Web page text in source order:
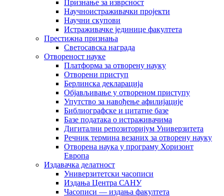
Признање за изврсност
Научноистраживачки пројекти
Научни скупови
Истраживачке јединице факултета
Престижна признања
Светосавска награда
Отвореност науке
Платформа за отворену науку
Отворени приступ
Берлинска декларација
Објављивање у отвореном приступу
Упутство за навођење афилијације
Библиографске и цитатне базе
Базе података о истраживачима
Дигитални репозиторијум Универзитета
Рeчник термина везаних за отворену науку
Отворена наука у програму Хоризонт
Европа
Издавачка делатност
Универзитетски часописи
Издања Центра САНУ
Часописи — издања факултета